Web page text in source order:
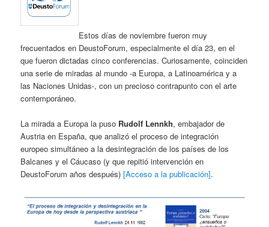
Estos días de noviembre fueron muy
frecuentados en DeustoForum, especialmente el día 23, en el
que fueron dictadas cinco conferencias. Curiosamente, coinciden
una serie de miradas al mundo -a Europa, a Latinoamérica y a
las Naciones Unidas-, con un precioso contrapunto con el arte
contemporáneo.
La mirada a Europa la puso Rudolf Lennkh, embajador de
Austria en España, que analizó el proceso de integración
europeo simultáneo a la desintegración de los países de los
Balcanes y el Cáucaso (y que repitió intervención en
DeustoForum años después)[Acceso a la publicación].